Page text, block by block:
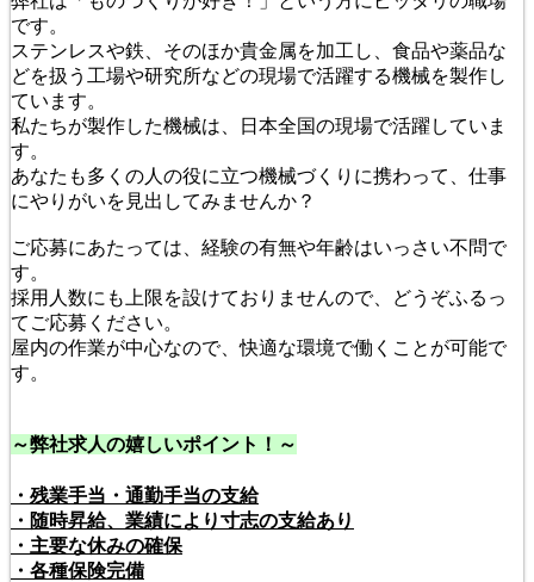
です。
ステンレスや鉄、そのほか貴金属を加工し、食品や薬品な
どを扱う工場や研究所などの現場で活躍する機械を製作し
ています。
私たちが製作した機械は、日本全国の現場で活躍していま
す。
あなたも多くの人の役に立つ機械づくりに携わって、仕事
にやりがいを見出してみませんか？
ご応募にあたっては、経験の有無や年齢はいっさい不問で
す。
採用人数にも上限を設けておりませんので、どうぞふるっ
てご応募ください。
屋内の作業が中心なので、快適な環境で働くことが可能で
す。
～弊社求人の嬉しいポイント！～
・残業手当・通勤手当の支給
・随時昇給、業績により寸志の支給あり
・主要な休みの確保
・各種保険完備